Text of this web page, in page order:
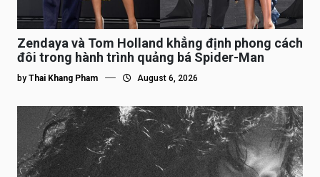
Zendaya và Tom Holland khẳng định phong cách
đôi trong hành trình quảng bá Spider-Man
by Thai Khang Pham August 6, 2026